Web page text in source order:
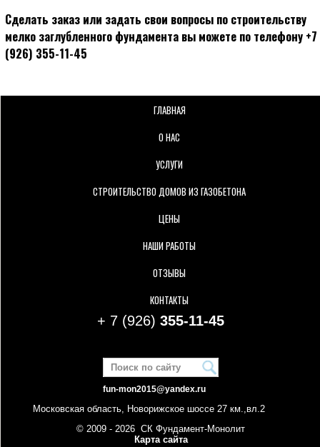
Сделать заказ или задать свои вопросы по строительству
мелко заглубленного фундамента вы можете по телефону +7
(926) 355-11-45
ГЛАВНАЯ
О НАС
УСЛУГИ
СТРОИТЕЛЬСТВО ДОМОВ ИЗ ГАЗОБЕТОНА
ЦЕНЫ
НАШИ РАБОТЫ
ОТЗЫВЫ
КОНТАКТЫ
+ 7 (926) 355-11-45
fun-mon2015@yandex.ru
Московская область, Новорижское шоссе 27 км.,вл.2
© 2009 - 2026 СК Фундамент-Монолит
Карта сайта